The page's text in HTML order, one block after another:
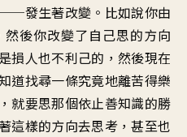
發生著改變 。 比如說你由
然後你改變了自己思的方向
損人也不利己的 ， 然後現在
道找尋一條究竟地離苦得樂
，就要思那個依止善知識的勝
這樣的方向去思考 ，甚至也